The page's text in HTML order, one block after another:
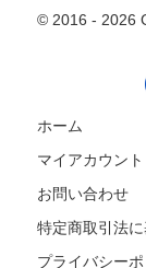
© 2016 - 2026
ホーム
マイアカウント
お問い合わせ
特定商取引法
プライバシー